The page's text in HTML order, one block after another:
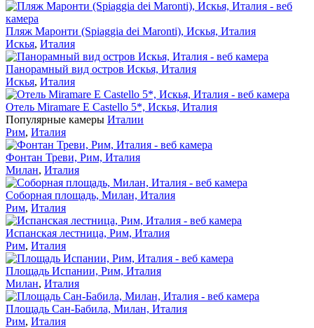
Пляж Маронти (Spiaggia dei Maronti), Искья, Италия
Искья, Италия
Панорамный вид остров Искья, Италия
Искья, Италия
Отель Miramare E Castello 5*, Искья, Италия
Популярные камеры Италии
Рим, Италия
Фонтан Треви, Рим, Италия
Милан, Италия
Соборная площадь, Милан, Италия
Рим, Италия
Испанская лестница, Рим, Италия
Рим, Италия
Площадь Испании, Рим, Италия
Милан, Италия
Площадь Сан-Бабила, Милан, Италия
Рим, Италия